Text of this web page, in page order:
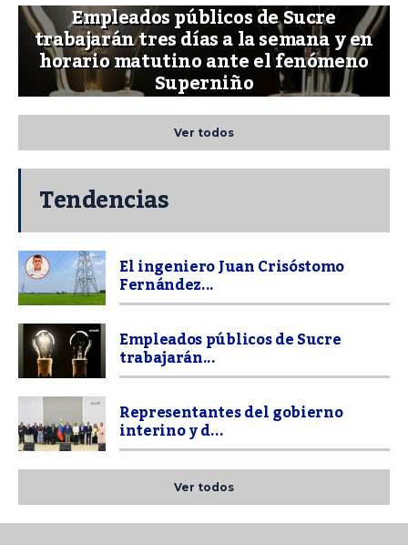
Empleados públicos de Sucre
trabajarán tres días a la semana y en
horario matutino ante el fenómeno
Superniño
Ver todos
Tendencias
El ingeniero Juan Crisóstomo
Fernández...
Empleados públicos de Sucre
trabajarán...
Representantes del gobierno
interino y d...
Ver todos